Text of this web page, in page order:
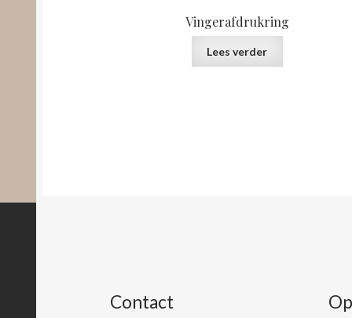
Vingerafdrukring
Lees verder
Contact